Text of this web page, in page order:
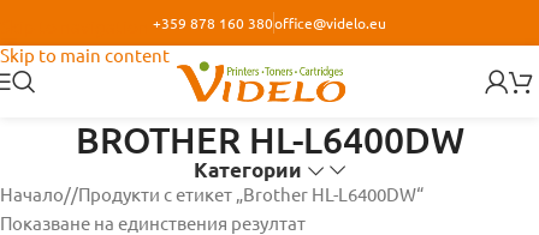
Skip to main content
+359 878 160 380office@videlo.eu
BROTHER HL-L6400DW
Категории
Начало/ Продукти с етикет „Brother HL-L6400DW“
Показване на единствения резултат